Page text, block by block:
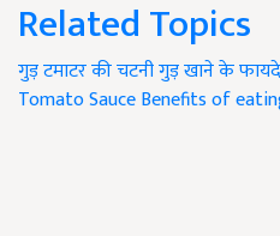
Related Topics
गुड़ टमाटर की चटनीगुड़ खाने के फायदे
Tomato SauceBenefits of